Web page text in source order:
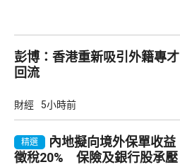
彭博：香港重新吸引外籍專才
回流
財經 5小時前
精選
內地擬向境外保單收益
徵稅20% 保險及銀行股承壓